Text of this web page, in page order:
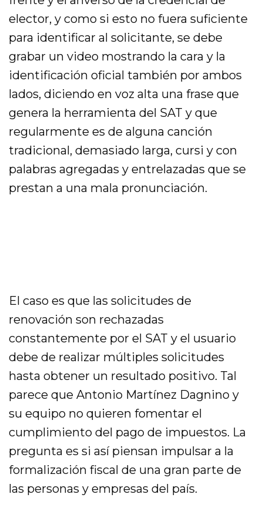
elector, y como si esto no fuera suficiente
para identificar al solicitante, se debe
grabar un video mostrando la cara y la
identificación oficial también por ambos
lados, diciendo en voz alta una frase que
genera la herramienta del SAT y que
regularmente es de alguna canción
tradicional, demasiado larga, cursi y con
palabras agregadas y entrelazadas que se
prestan a una mala pronunciación.
El caso es que las solicitudes de
renovación son rechazadas
constantemente por el SAT y el usuario
debe de realizar múltiples solicitudes
hasta obtener un resultado positivo. Tal
parece que Antonio Martínez Dagnino y
su equipo no quieren fomentar el
cumplimiento del pago de impuestos. La
pregunta es si así piensan impulsar a la
formalización fiscal de una gran parte de
las personas y empresas del país.